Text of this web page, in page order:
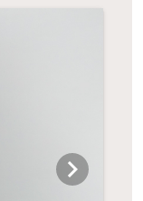
chevron_right